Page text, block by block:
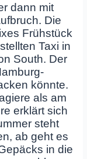
dann mit
Die
Frühstück
Taxi in
South. Der
könnte.
als am
erklärt sich
steht
ab geht es
in die